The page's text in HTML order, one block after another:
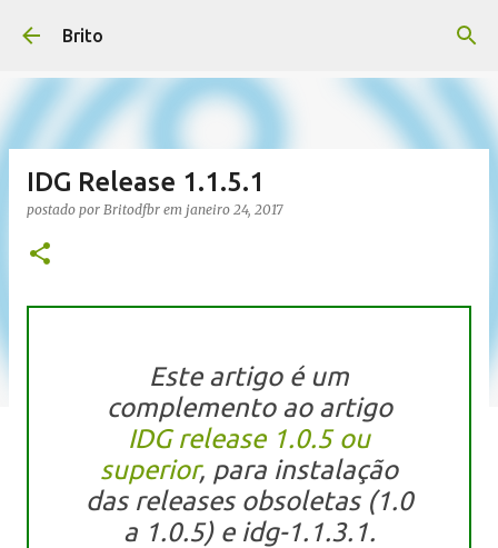
Brito
IDG Release 1.1.5.1
postado por Britodfbr em janeiro 24, 2017
Este artigo é um
complemento ao artigo
IDG release 1.0.5 ou
superior, para instalação
das releases obsoletas (1.0
a 1.0.5) e idg-1.1.3.1.